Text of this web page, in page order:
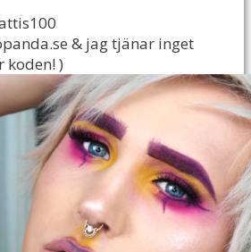
& jag tjänar inget
koden! )